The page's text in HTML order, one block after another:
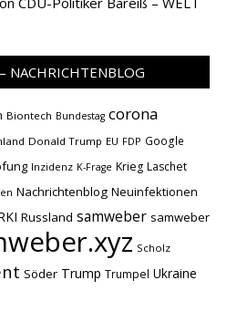
NACHRICHTENBLOG
Biontech Bundestag corona
Donald Trump EU FDP Google
Inzidenz K-Frage Krieg Laschet
Nachrichtenblog Neuinfektionen
Russland samweber samweber
Scholz
Söder Trump Trumpel Ukraine